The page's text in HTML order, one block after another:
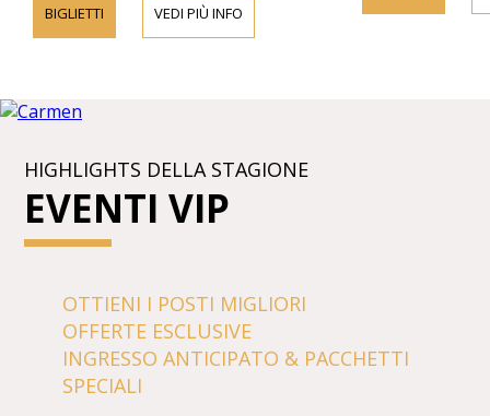
BIGLIETTI VEDI PIÙ INFO
HIGHLIGHTS DELLA STAGIONE
EVENTI VIP
OTTIENI I POSTI MIGLIORI
OFFERTE ESCLUSIVE
INGRESSO ANTICIPATO & PACCHETTI
SPECIALI